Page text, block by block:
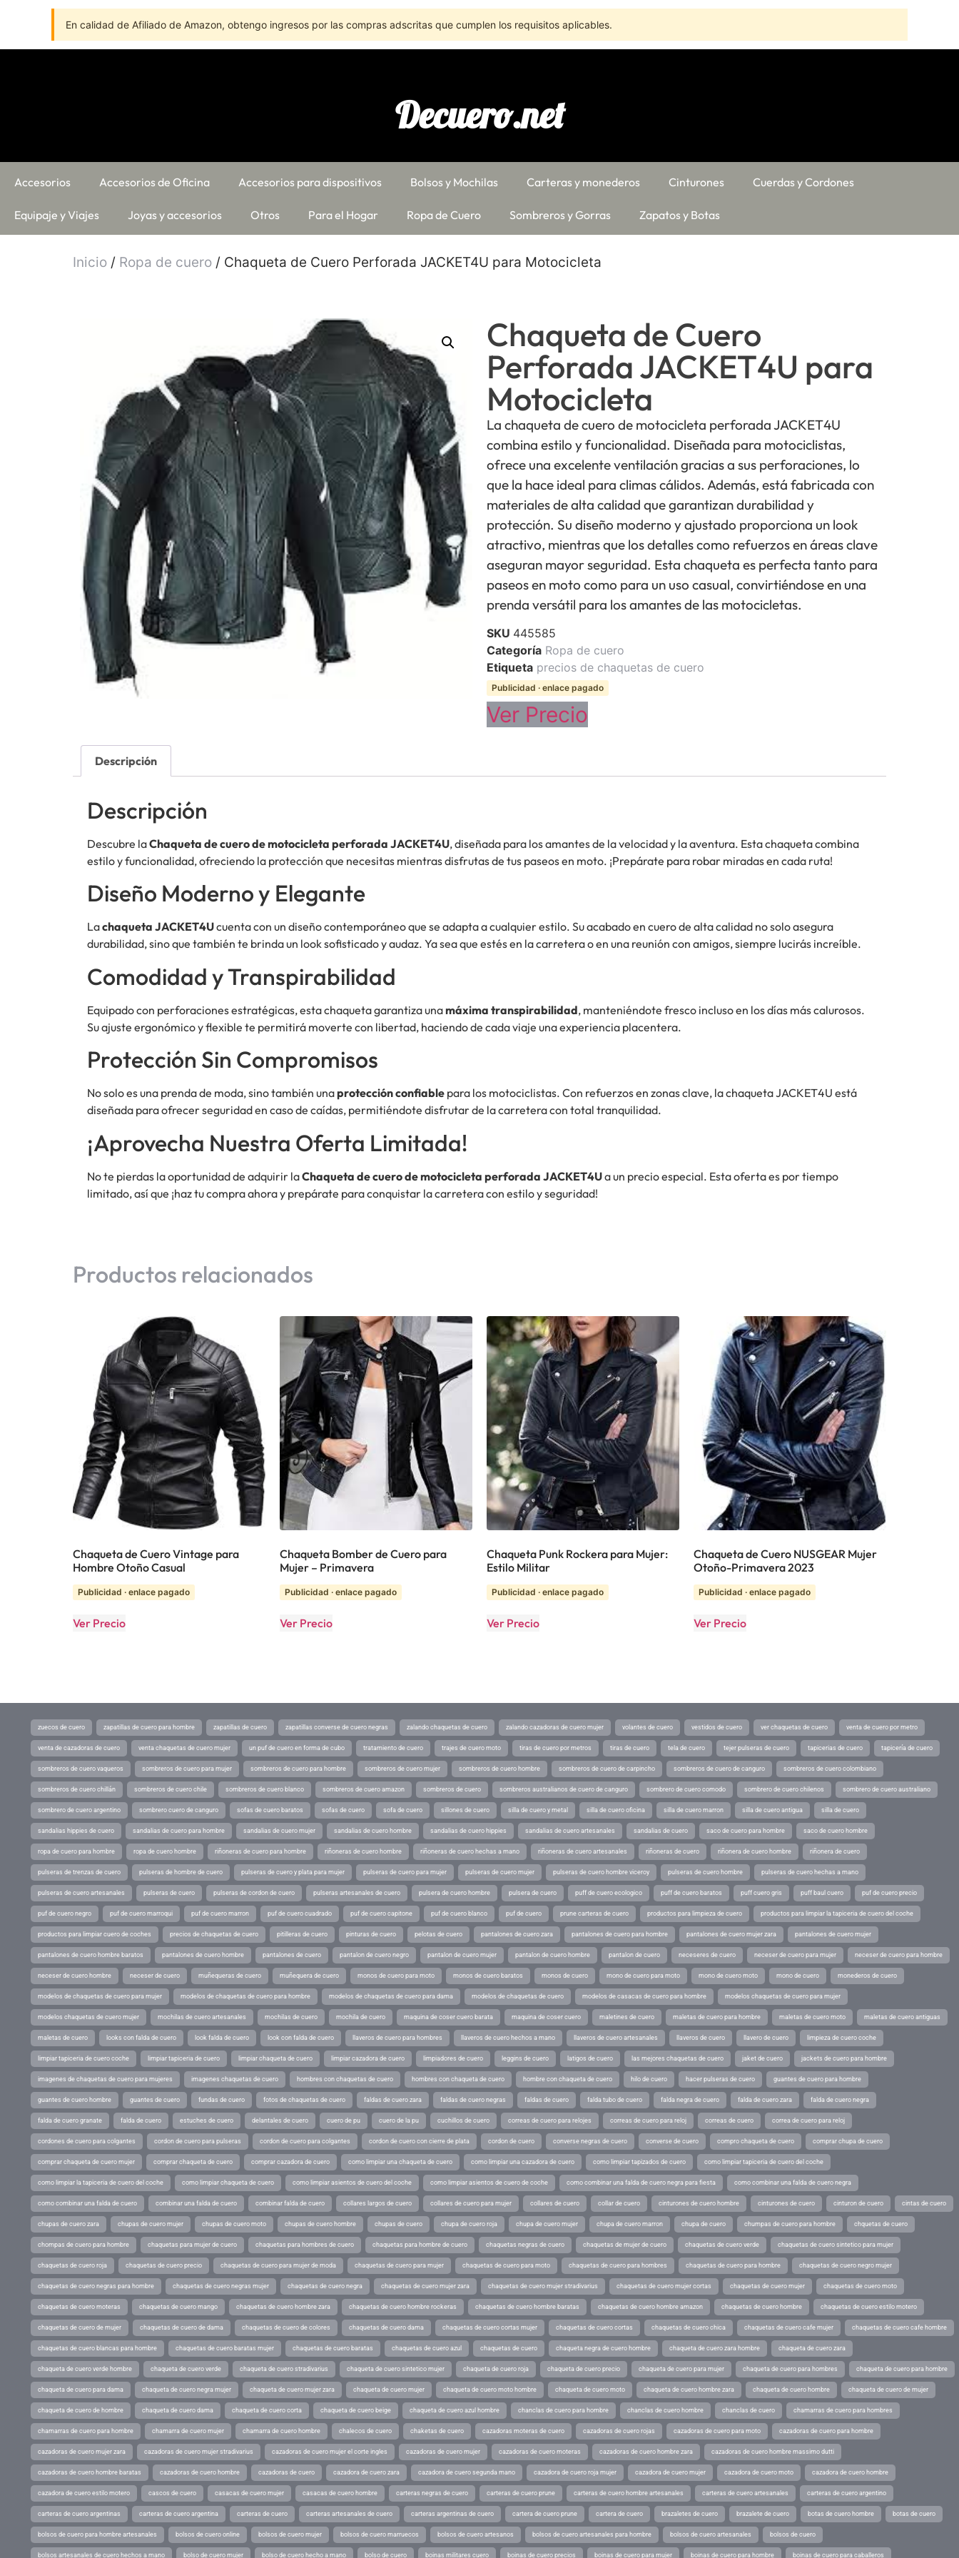
En calidad de Afiliado de Amazon, obtengo ingresos por las compras adscritas que cumplen los requisitos aplicables.
Decuero.net
Accesorios Accesorios de Oficina Accesorios para dispositivos Bolsos y Mochilas Carteras y monederos Cinturones Cuerdas y Cordones
Equipaje y Viajes Joyas y accesorios Otros Para el Hogar Ropa de Cuero Sombreros y Gorras Zapatos y Botas
Inicio / Ropa de cuero / Chaqueta de Cuero Perforada JACKET4U para Motocicleta
Chaqueta de Cuero
Perforada JACKET4U para
Motocicleta
La chaqueta de cuero de motocicleta perforada JACKET4U
combina estilo y funcionalidad. Diseñada para motociclistas,
ofrece una excelente ventilación gracias a sus perforaciones, lo
que la hace ideal para climas cálidos. Además, está fabricada con
materiales de alta calidad que garantizan durabilidad y
protección. Su diseño moderno y ajustado proporciona un look
atractivo, mientras que los detalles como refuerzos en áreas clave
aseguran mayor seguridad. Esta chaqueta es perfecta tanto para
paseos en moto como para un uso casual, convirtiéndose en una
prenda versátil para los amantes de las motocicletas.
SKU 445585
Categoría Ropa de cuero
Etiqueta precios de chaquetas de cuero
Publicidad · enlace pagado
Ver Precio
Descripción
Descripción
Descubre laChaqueta de cuero de motocicleta perforada JACKET4U, diseñada para los amantes de la velocidad y la aventura. Esta chaqueta combina
estilo y funcionalidad, ofreciendo la protección que necesitas mientras disfrutas de tus paseos en moto. ¡Prepárate para robar miradas en cada ruta!
Diseño Moderno y Elegante
Lachaqueta JACKET4Ucuenta con un diseño contemporáneo que se adapta a cualquier estilo. Su acabado en cuero de alta calidad no solo asegura
durabilidad, sino que también te brinda un look sofisticado y audaz. Ya sea que estés en la carretera o en una reunión con amigos, siempre lucirás increíble.
Comodidad y Transpirabilidad
Equipado con perforaciones estratégicas, esta chaqueta garantiza unamáxima transpirabilidad, manteniéndote fresco incluso en los días más calurosos.
Su ajuste ergonómico y flexible te permitirá moverte con libertad, haciendo de cada viaje una experiencia placentera.
Protección Sin Compromisos
No solo es una prenda de moda, sino también unaprotección confiable para los motociclistas. Con refuerzos en zonas clave, la chaqueta JACKET4U está
diseñada para ofrecer seguridad en caso de caídas, permitiéndote disfrutar de la carretera con total tranquilidad.
¡Aprovecha Nuestra Oferta Limitada!
No te pierdas la oportunidad de adquirir laChaqueta de cuero de motocicleta perforada JACKET4Ua un precio especial. Esta oferta es por tiempo
limitado, así que ¡haz tu compra ahora y prepárate para conquistar la carretera con estilo y seguridad!
Productos relacionados
Chaqueta de Cuero Vintage para
Hombre Otoño Casual
Publicidad · enlace pagado
Ver Precio
Chaqueta Bomber de Cuero para
Mujer – Primavera
Publicidad · enlace pagado
Ver Precio
Chaqueta Punk Rockera para Mujer:
Estilo Militar
Publicidad · enlace pagado
Ver Precio
Chaqueta de Cuero NUSGEAR Mujer
Otoño-Primavera 2023
Publicidad · enlace pagado
Ver Precio
zuecos de cuero zapatillas de cuero para hombre zapatillas de cuero zapatillas converse de cuero negras zalando chaquetas de cuero zalando cazadoras de cuero mujer volantes de cuero vestidos de cuero ver chaquetas de cuero venta de cuero por metro
venta de cazadoras de cuero venta chaquetas de cuero mujer un puf de cuero en forma de cubo tratamiento de cuero trajes de cuero moto tiras de cuero por metros tiras de cuero tela de cuero tejer pulseras de cuero tapicerias de cuero tapicería de cuero
sombreros de cuero vaqueros sombreros de cuero para mujer sombreros de cuero para hombre sombreros de cuero mujer sombreros de cuero hombre sombreros de cuero de carpincho sombreros de cuero de canguro sombreros de cuero colombiano
sombreros de cuero chillán sombreros de cuero chile sombreros de cuero blanco sombreros de cuero amazon sombreros de cuero sombreros australianos de cuero de canguro sombrero de cuero comodo sombrero de cuero chilenos sombrero de cuero australiano
sombrero de cuero argentino sombrero cuero de canguro sofas de cuero baratos sofas de cuero sofa de cuero sillones de cuero silla de cuero y metal silla de cuero oficina silla de cuero marron silla de cuero antigua silla de cuero
sandalias hippies de cuero sandalias de cuero para hombre sandalias de cuero mujer sandalias de cuero hombre sandalias de cuero hippies sandalias de cuero artesanales sandalias de cuero saco de cuero para hombre saco de cuero hombre
ropa de cuero para hombre ropa de cuero hombre riñoneras de cuero para hombre riñoneras de cuero hombre riñoneras de cuero hechas a mano riñoneras de cuero artesanales riñoneras de cuero riñonera de cuero hombre riñonera de cuero
pulseras de trenzas de cuero pulseras de hombre de cuero pulseras de cuero y plata para mujer pulseras de cuero para mujer pulseras de cuero mujer pulseras de cuero hombre viceroy pulseras de cuero hombre pulseras de cuero hechas a mano
pulseras de cuero artesanales pulseras de cuero pulseras de cordon de cuero pulseras artesanales de cuero pulsera de cuero hombre pulsera de cuero puff de cuero ecologico puff de cuero baratos puff cuero gris puff baul cuero puf de cuero precio
puf de cuero negro puf de cuero marroqui puf de cuero marron puf de cuero cuadrado puf de cuero capitone puf de cuero blanco puf de cuero prune carteras de cuero productos para limpieza de cuero productos para limpiar la tapiceria de cuero del coche
productos para limpiar cuero de coches precios de chaquetas de cuero pitilleras de cuero pinturas de cuero pelotas de cuero pantalones de cuero zara pantalones de cuero para hombre pantalones de cuero mujer zara pantalones de cuero mujer
pantalones de cuero hombre baratos pantalones de cuero hombre pantalones de cuero pantalon de cuero negro pantalon de cuero mujer pantalon de cuero hombre pantalon de cuero neceseres de cuero neceser de cuero para mujer neceser de cuero para hombre
neceser de cuero hombre neceser de cuero muñequeras de cuero muñequera de cuero monos de cuero para moto monos de cuero baratos monos de cuero mono de cuero para moto mono de cuero moto mono de cuero monederos de cuero
modelos de chaquetas de cuero para mujer modelos de chaquetas de cuero para hombre modelos de chaquetas de cuero para dama modelos de chaquetas de cuero modelos de casacas de cuero para hombre modelos chaquetas de cuero para mujer
modelos chaquetas de cuero mujer mochilas de cuero artesanales mochilas de cuero mochila de cuero maquina de coser cuero barata maquina de coser cuero maletines de cuero maletas de cuero para hombre maletas de cuero moto maletas de cuero antiguas
maletas de cuero looks con falda de cuero look falda de cuero look con falda de cuero llaveros de cuero para hombres llaveros de cuero hechos a mano llaveros de cuero artesanales llaveros de cuero llavero de cuero limpieza de cuero coche
limpiar tapiceria de cuero coche limpiar tapiceria de cuero limpiar chaqueta de cuero limpiar cazadora de cuero limpiadores de cuero leggins de cuero latigos de cuero las mejores chaquetas de cuero jaket de cuero jackets de cuero para hombre
imagenes de chaquetas de cuero para mujeres imagenes chaquetas de cuero hombres con chaquetas de cuero hombres con chaqueta de cuero hombre con chaqueta de cuero hilo de cuero hacer pulseras de cuero guantes de cuero para hombre
guantes de cuero hombre guantes de cuero fundas de cuero fotos de chaquetas de cuero faldas de cuero zara faldas de cuero negras faldas de cuero falda tubo de cuero falda negra de cuero falda de cuero zara falda de cuero negra
falda de cuero granate falda de cuero estuches de cuero delantales de cuero cuero de pu cuero de la pu cuchillos de cuero correas de cuero para relojes correas de cuero para reloj correas de cuero correa de cuero para reloj
cordones de cuero para colgantes cordon de cuero para pulseras cordon de cuero para colgantes cordon de cuero con cierre de plata cordon de cuero converse negras de cuero converse de cuero compro chaqueta de cuero comprar chupa de cuero
comprar chaqueta de cuero mujer comprar chaqueta de cuero comprar cazadora de cuero como limpiar una chaqueta de cuero como limpiar una cazadora de cuero como limpiar tapizados de cuero como limpiar tapiceria de cuero del coche
como limpiar la tapiceria de cuero del coche como limpiar chaqueta de cuero como limpiar asientos de cuero del coche como limpiar asientos de cuero de coche como combinar una falda de cuero negra para fiesta como combinar una falda de cuero negra
como combinar una falda de cuero combinar una falda de cuero combinar falda de cuero collares largos de cuero collares de cuero para mujer collares de cuero collar de cuero cinturones de cuero hombre cinturones de cuero cinturon de cuero cintas de cuero
chupas de cuero zara chupas de cuero mujer chupas de cuero moto chupas de cuero hombre chupas de cuero chupa de cuero roja chupa de cuero mujer chupa de cuero marron chupa de cuero chumpas de cuero para hombre chquetas de cuero
chompas de cuero para hombre chaquetas para mujer de cuero chaquetas para hombres de cuero chaquetas para hombre de cuero chaquetas negras de cuero chaquetas de mujer de cuero chaquetas de cuero verde chaquetas de cuero sintetico para mujer
chaquetas de cuero roja chaquetas de cuero precio chaquetas de cuero para mujer de moda chaquetas de cuero para mujer chaquetas de cuero para moto chaquetas de cuero para hombres chaquetas de cuero para hombre chaquetas de cuero negro mujer
chaquetas de cuero negras para hombre chaquetas de cuero negras mujer chaquetas de cuero negra chaquetas de cuero mujer zara chaquetas de cuero mujer stradivarius chaquetas de cuero mujer cortas chaquetas de cuero mujer chaquetas de cuero moto
chaquetas de cuero moteras chaquetas de cuero mango chaquetas de cuero hombre zara chaquetas de cuero hombre rockeras chaquetas de cuero hombre baratas chaquetas de cuero hombre amazon chaquetas de cuero hombre chaquetas de cuero estilo motero
chaquetas de cuero de mujer chaquetas de cuero de dama chaquetas de cuero de colores chaquetas de cuero dama chaquetas de cuero cortas mujer chaquetas de cuero cortas chaquetas de cuero chica chaquetas de cuero cafe mujer chaquetas de cuero cafe hombre
chaquetas de cuero blancas para hombre chaquetas de cuero baratas mujer chaquetas de cuero baratas chaquetas de cuero azul chaquetas de cuero chaqueta negra de cuero hombre chaqueta de cuero zara hombre chaqueta de cuero zara
chaqueta de cuero verde hombre chaqueta de cuero verde chaqueta de cuero stradivarius chaqueta de cuero sintetico mujer chaqueta de cuero roja chaqueta de cuero precio chaqueta de cuero para mujer chaqueta de cuero para hombres chaqueta de cuero para hombre
chaqueta de cuero para dama chaqueta de cuero negra mujer chaqueta de cuero mujer zara chaqueta de cuero mujer chaqueta de cuero moto hombre chaqueta de cuero moto chaqueta de cuero hombre zara chaqueta de cuero hombre chaqueta de cuero de mujer
chaqueta de cuero de hombre chaqueta de cuero dama chaqueta de cuero corta chaqueta de cuero beige chaqueta de cuero azul hombre chanclas de cuero para hombre chanclas de cuero hombre chanclas de cuero chamarras de cuero para hombres
chamarras de cuero para hombre chamarra de cuero mujer chamarra de cuero hombre chalecos de cuero chaketas de cuero cazadoras moteras de cuero cazadoras de cuero rojas cazadoras de cuero para moto cazadoras de cuero para hombre
cazadoras de cuero mujer zara cazadoras de cuero mujer stradivarius cazadoras de cuero mujer el corte ingles cazadoras de cuero mujer cazadoras de cuero moteras cazadoras de cuero hombre zara cazadoras de cuero hombre massimo dutti
cazadoras de cuero hombre baratas cazadoras de cuero hombre cazadoras de cuero cazadora de cuero zara cazadora de cuero segunda mano cazadora de cuero roja mujer cazadora de cuero mujer cazadora de cuero moto cazadora de cuero hombre
cazadora de cuero estilo motero cascos de cuero casacas de cuero mujer casacas de cuero hombre carteras negras de cuero carteras de cuero prune carteras de cuero hombre artesanales carteras de cuero artesanales carteras de cuero argentino
carteras de cuero argentinas carteras de cuero argentina carteras de cuero carteras artesanales de cuero carteras argentinas de cuero cartera de cuero prune cartera de cuero brazaletes de cuero brazalete de cuero botas de cuero hombre botas de cuero
bolsos de cuero para hombre artesanales bolsos de cuero online bolsos de cuero mujer bolsos de cuero marruecos bolsos de cuero artesanos bolsos de cuero artesanales para hombre bolsos de cuero artesanales bolsos de cuero
bolsos artesanales de cuero hechos a mano bolso de cuero mujer bolso de cuero hecho a mano bolso de cuero boinas militares cuero boinas de cuero precios boinas de cuero para mujer boinas de cuero para hombre boinas de cuero para caballeros